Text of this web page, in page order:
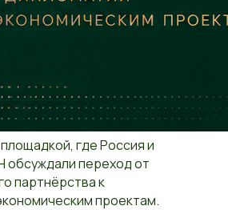
где Россия и
обсуждали переход от
партнёрства к
проектам.